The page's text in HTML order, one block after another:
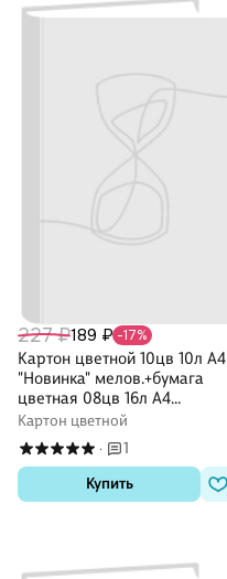
227 ₽189 ₽ -17%
Картон цветной 10цв 10л А4
"Новинка" мелов.+бумага
цветная 08цв 16л А4
двусторон., склейка, ассорти
Картон цветной
·
1
Купить